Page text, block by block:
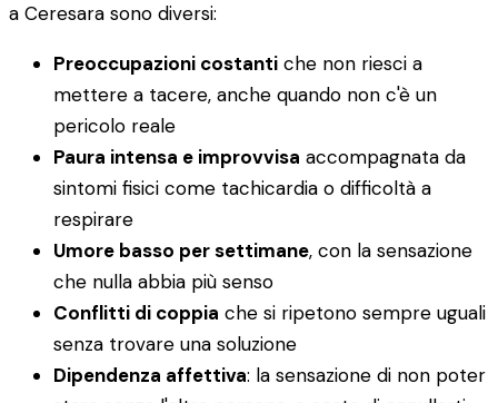
a Ceresara sono diversi:
Preoccupazioni costanti che non riesci a
mettere a tacere, anche quando non c'è un
pericolo reale
Paura intensa e improvvisa accompagnata da
sintomi fisici come tachicardia o difficoltà a
respirare
Umore basso per settimane, con la sensazione
che nulla abbia più senso
Conflitti di coppia che si ripetono sempre uguali
senza trovare una soluzione
Dipendenza affettiva: la sensazione di non poter